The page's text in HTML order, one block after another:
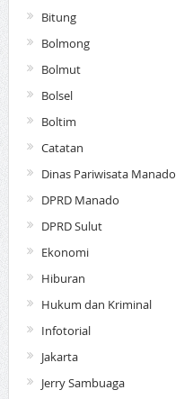
Bitung
Bolmong
Bolmut
Bolsel
Boltim
Catatan
Dinas Pariwisata Manado
DPRD Manado
DPRD Sulut
Ekonomi
Hiburan
Hukum dan Kriminal
Infotorial
Jakarta
Jerry Sambuaga